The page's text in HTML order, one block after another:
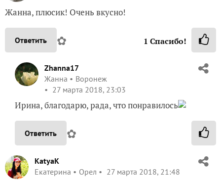
Жанна, плюсик! Очень вкусно!
Ответить ✿ 1 Спасибо!
Zhanna17
Жанна
Воронеж
27 марта 2018, 23:03
Ирина, благодарю, рада, что понравилось
Ответить ✿
KatyaK
Екатерина
Орел 27 марта 2018, 21:48